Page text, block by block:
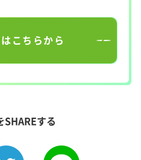
こちらから
SHAREする